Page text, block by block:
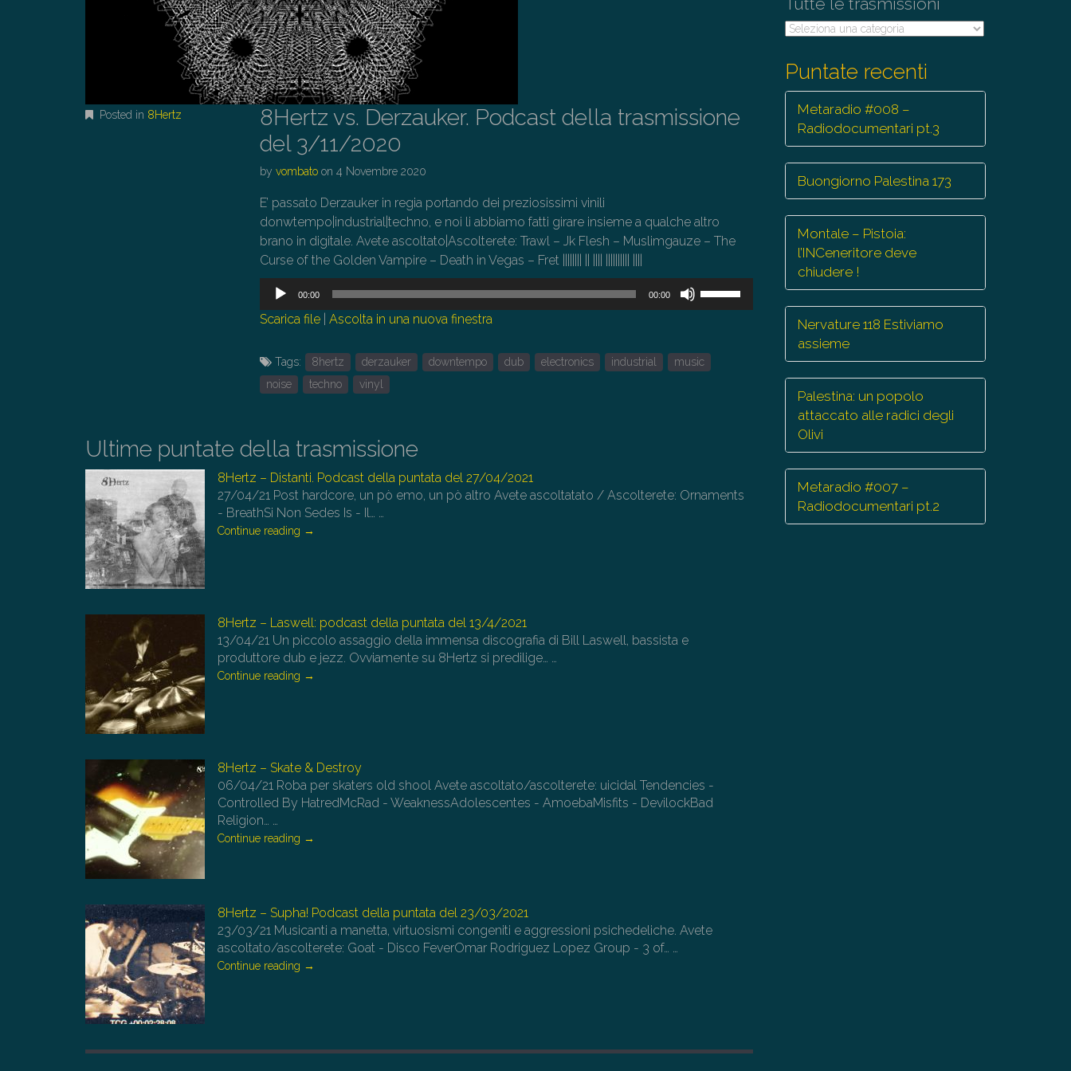
Posted in 8Hertz
8Hertz vs. Derzauker. Podcast della trasmissione
del 3/11/2020
byvombato on4 Novembre 2020
E’ passato Derzauker in regia portando dei preziosissimi vinili
donwtempo|industrial|techno, e noi li abbiamo fatti girare insieme a qualche altro
brano in digitale. Avete ascoltato|Ascolterete: Trawl – Jk Flesh – Muslimgauze – The
Curse of the Golden Vampire – Death in Vegas – Fret |||||||| || |||| |||||||||| ||||
Audio
00:00 00:00
su/giù
Scarica file |Ascolta in una nuova finestra
Tags: 8hertz derzauker downtempo dub electronics industrial
music
noise
techno vinyl
Ultime puntate della trasmissione
8Hertz – Distanti. Podcast della puntata del 27/04/2021
27/04/21 Post hardcore, un pò emo, un pò altro Avete ascoltatato / Ascolterete: Ornaments
- BreathSi Non Sedes Is - Il… …
Continue reading →
8Hertz – Laswell: podcast della puntata del 13/4/2021
13/04/21 Un piccolo assaggio della immensa discografia di Bill Laswell, bassista e
produttore dub e jezz. Ovviamente su 8Hertz si predilige… …
Continue reading →
8Hertz – Skate & Destroy
06/04/21 Roba per skaters old shool Avete ascoltato/ascolterete: uicidal Tendencies -
Controlled By HatredMcRad - WeaknessAdolescentes - AmoebaMisfits - DevilockBad
Religion… …
Continue reading →
8Hertz – Supha! Podcast della puntata del 23/03/2021
23/03/21 Musicanti a manetta, virtuosismi congeniti e aggressioni psichedeliche. Avete
ascoltato/ascolterete: Goat - Disco FeverOmar Rodriguez Lopez Group - 3 of… …
Continue reading →
Tutte
Puntate recenti
Metaradio #008 –
Radiodocumentari pt.3
Buongiorno Palestina 173
Montale – Pistoia:
l’INCeneritore deve
chiudere !
Nervature 118 Estiviamo
assieme
Palestina: un popolo
attaccato alle radici degli
Olivi
Metaradio #007 –
Radiodocumentari pt.2